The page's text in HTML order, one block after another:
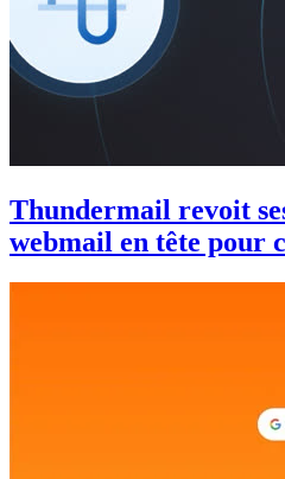
Thundermail revoit
webmail en tête pour